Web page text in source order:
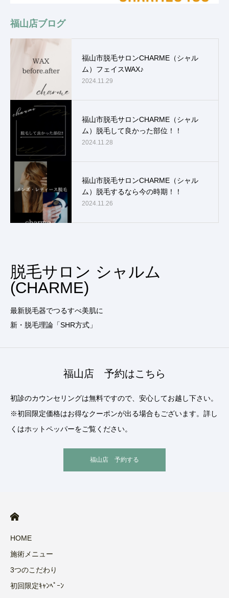
福山店ブログ
福山市脱毛サロンCHARME（シャル
ム）フェイスWAX♪
2024.11.29
福山市脱毛サロンCHARME（シャル
ム）脱毛して良かった部位！！
2024.11.28
福山市脱毛サロンCHARME（シャル
ム）脱毛するなら今の時期！！
2024.11.26
脱毛サロン シャルム
(CHARME)
最新脱毛器でつるすべ美肌に
新・脱毛理論「SHR方式」
福山店 予約はこちら
初診のカウンセリングは無料ですので、安心してお越し下さい。
※初回限定価格はお得なクーポンが出る場合もございます。詳し
くはホットペッパーをご覧ください。
福山店 予約する
HOME
施術メニュー
3つのこだわり
初回限定ｷｬﾝﾍﾟｰﾝ